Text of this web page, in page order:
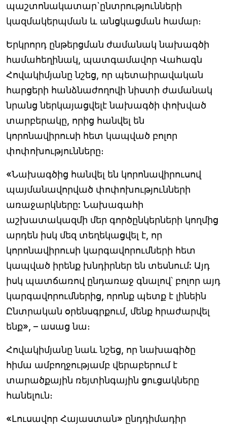
պաշտոնակատար`ընտրությունների
կազմակերպման և անցկացման համար։
Երկրորդ ընթերցման ժամանակ նախագծի
համահեղինակ, պատգամավոր Վահագն
Հովակիմյանը նշեց, որ պետաիրավական
հարցերի հանձնաժողովի նիստի ժամանակ
նրանց ներկայացվելէ նախագծի փոխված
տարբերակը, որից հանվել են
կորոնավիրուսի հետ կապված բոլոր
փոփոխությունները։
«Նախագծից հանվել են կորոնավիրուսով
պայմանավորված փոփոխությունների
առաջարկները: Նախագահի
աշխատակազմի մեր գործընկերների կողմից
արդեն իսկ մեզ տեղեկացվել է, որ
կորոնավիրուսի կարգավորումների հետ
կապված իրենք խնդիրներ են տեսնում: Այդ
իսկ պատճառով ընդառաջ գնալով՝ բոլոր այդ
կարգավորումներից, որոնք պետք է լինեին
Ընտրական օրենսգրքում, մենք հրաժարվել
ենք», – ասաց նա։
Հովակիմյանը նաև նշեց, որ նախագիծը
հիմա ամբողջությամբ վերաբերում է
տարածքային ռեյտինգային ցուցակները
հանելուն։
«Լուսավոր Հայաստան» ընդդիմադիր